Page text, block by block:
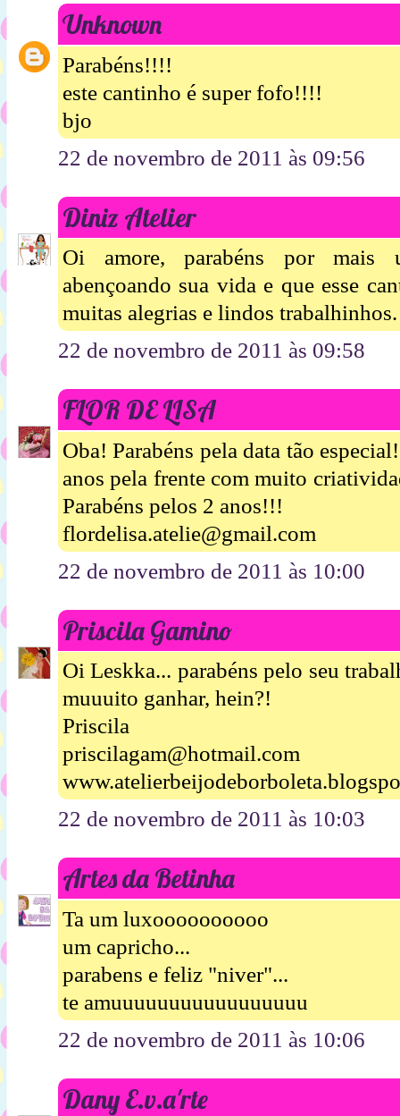
Unknown
Parabéns!!!!
este cantinho é super fofo!!!!
bjo
22 de novembro de 2011 às 09:56
Diniz Atelier
Oi amore, parabéns por mais
abençoando sua vida e que esse
muitas alegrias e lindos
22 de novembro de 2011 às 09:58
FLOR DE LISA
Oba! Parabéns pela data tão
anos pela frente com muito
Parabéns pelos 2 anos!!!
flordelisa.atelie@gmail.com
22 de novembro de 2011 às 10:00
Priscila Gamino
Oi Leskka... parabéns pelo seu
muuuito ganhar, hein?!
Priscila
priscilagam@hotmail.com
22 de novembro de 2011 às 10:03
Artes da Betinha
Ta um luxoooooooooo
um capricho...
parabens e feliz "niver"...
te amuuuuuuuuuuuuuuuuu
22 de novembro de 2011 às 10:06
Dany E.v.a'rte